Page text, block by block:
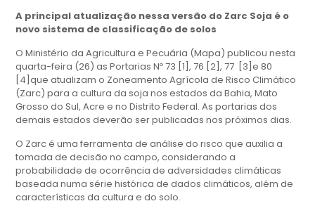
A principal atualização nessa versão do Zarc Soja é o
novo sistema de classificação de solos
O Ministério da Agricultura e Pecuária (Mapa) publicou nesta
quarta-feira (26) as Portarias Nº 73 [1], 76 [2], 77 [3]e 80
[4]que atualizam o Zoneamento Agrícola de Risco Climático
(Zarc) para a cultura da soja nos estados da Bahia, Mato
Grosso do Sul, Acre e no Distrito Federal. As portarias dos
demais estados deverão ser publicadas nos próximos dias.
O Zarc é uma ferramenta de análise do risco que auxilia a
tomada de decisão no campo, considerando a
probabilidade de ocorrência de adversidades climáticas
baseada numa série histórica de dados climáticos, além de
características da cultura e do solo.